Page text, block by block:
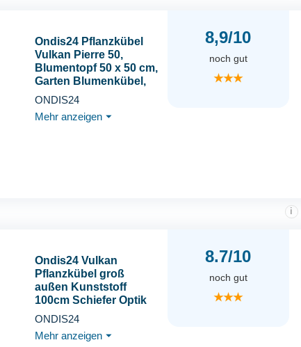
Ondis24 Pflanzkübel
Vulkan Pierre 50,
Blumentopf 50 x 50 cm,
Garten Blumenkübel,
Schiefer Optik
Pflanzkübel mit
Wasserspeicher,
ONDIS24
Mehr anzeigen ⏷
8,9/10
noch gut
★★★
Ondis24 Vulkan
Pflanzkübel groß
außen Kunststoff
100cm Schiefer Optik
Blumentopf mit
Wasserspeicher
Winterfest anthrazit
ONDIS24
Mehr anzeigen ⏷
8.7/10
i
noch gut
★★★